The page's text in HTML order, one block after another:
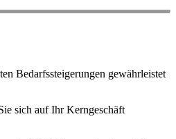
Bedarfssteigerungen gewährleistet
sich auf Ihr Kerngeschäft